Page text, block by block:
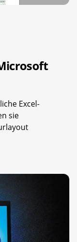
Excel-
sie